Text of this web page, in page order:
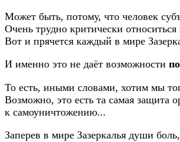
Может быть, потому, что человек
Очень трудно критически относиться
Вот и прячется каждый в мире
И именно это не даёт возможности
То есть, иными словами, хотим мы
Возможно, это есть та самая защита
к самоуничтожению...
Заперев в мире Зазеркалья души